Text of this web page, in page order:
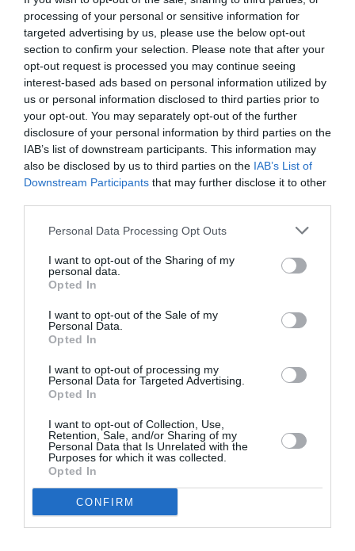
processing of your personal or sensitive information for
targeted advertising by us, please use the below opt-out
section to confirm your selection. Please note that after your
opt-out request is processed you may continue seeing
interest-based ads based on personal information utilized by
us or personal information disclosed to third parties prior to
your opt-out. You may separately opt-out of the further
disclosure of your personal information by third parties on the
IAB’s list of downstream participants. This information may
also be disclosed by us to third parties on the IAB’s List of
Downstream Participants that may further disclose it to other
Personal Data Processing Opt Outs
I want to opt-out of the Sharing of my
personal data.
Opted In
I want to opt-out of the Sale of my
Personal Data.
Opted In
I want to opt-out of processing my
Personal Data for Targeted Advertising.
Opted In
I want to opt-out of Collection, Use,
Retention, Sale, and/or Sharing of my
Personal Data that Is Unrelated with the
Purposes for which it was collected.
Opted In
CONFIRM
ΘΕΑΤΡΟ - ΧΟΡΟΣ / ΝΕΑ
Δεν μπορώ να
μείνω μόνη μου
Η Ελένη του
Ευριπίδη στη Χίο
❮ Προηγούμενη
Τελευταία
O κύριος
Βρομύλος,